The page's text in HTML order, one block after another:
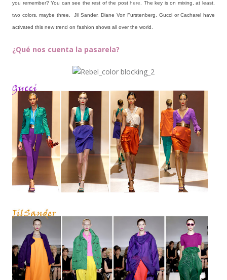
you remember? You can see the rest of the post here. The key is on mixing, at least,
two colors, maybe three. Jil Sander, Diane Von Furstenberg, Gucci or Cacharel have
activated this new trend on fashion shows all over the world.
¿Qué nos cuenta la pasarela?